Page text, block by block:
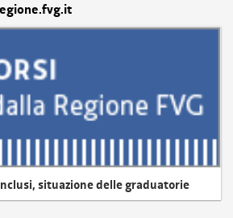
situazione delle graduatorie